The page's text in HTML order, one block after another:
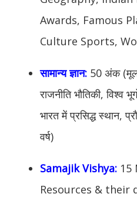
Awards, Famous
Culture Sports,
सामान्य ज्ञान: 50 अंक (मूल
राजनीति भौतिकी, विश्व
भारत में प्रसिद्ध स्थान,
वर्ष)
Samajik Vishya: 15
Resources & their